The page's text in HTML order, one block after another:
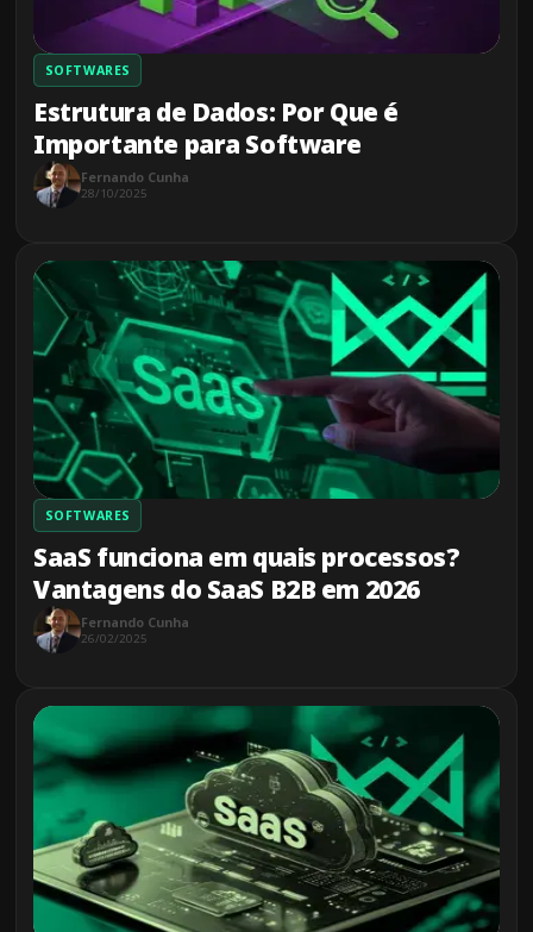
SOFTWARES
Estrutura de Dados: Por Que é
Importante para Software
Fernando Cunha
28/10/2025
SOFTWARES
SaaS funciona em quais processos?
Vantagens do SaaS B2B em 2026
Fernando Cunha
26/02/2025